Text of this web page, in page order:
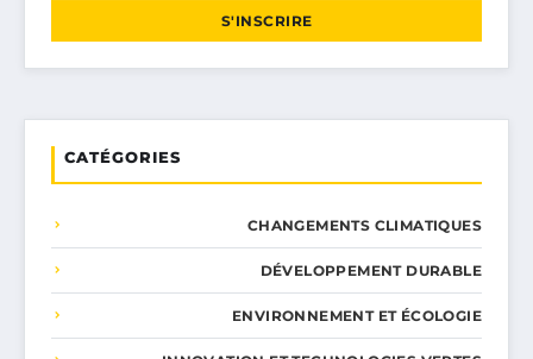
S'INSCRIRE
CATÉGORIES
CHANGEMENTS CLIMATIQUES
DÉVELOPPEMENT DURABLE
ENVIRONNEMENT ET ÉCOLOGIE